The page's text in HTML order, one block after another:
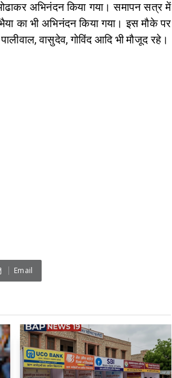
अभिनंदन किया गया। समापन सत्र में
का भी अभिनंदन किया गया। इस माैके पर
वासुदेव, गोविंद आदि भी मौजूद रहे।
Email